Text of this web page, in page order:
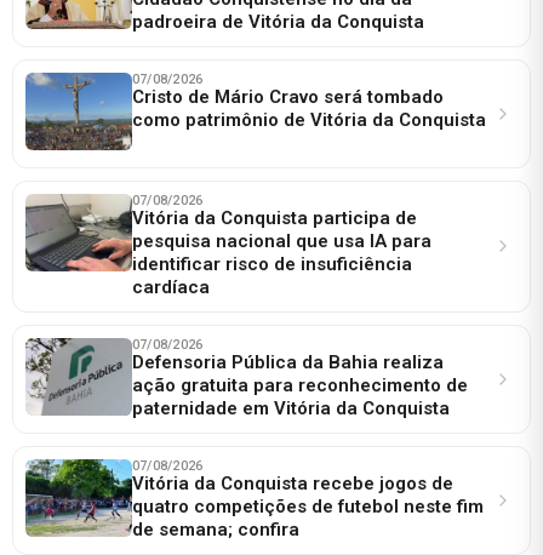
padroeira de Vitória da Conquista
07/08/2026
Cristo de Mário Cravo será tombado
como patrimônio de Vitória da Conquista
07/08/2026
Vitória da Conquista participa de
pesquisa nacional que usa IA para
identificar risco de insuficiência
cardíaca
07/08/2026
Defensoria Pública da Bahia realiza
ação gratuita para reconhecimento de
paternidade em Vitória da Conquista
07/08/2026
Vitória da Conquista recebe jogos de
quatro competições de futebol neste fim
de semana; confira